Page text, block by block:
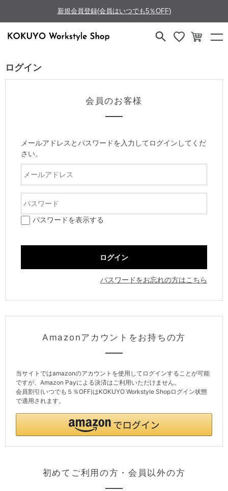
新規会員登録(会員はいつでも5％OFF)
ログイン
会員のお客様
メールアドレスとパスワードを入力してログインしてくだ
さい。
パスワードを表示する
パスワードをお忘れの方はこちら
Amazonアカウントをお持ちの方
初めてご利用の方・会員以外の方